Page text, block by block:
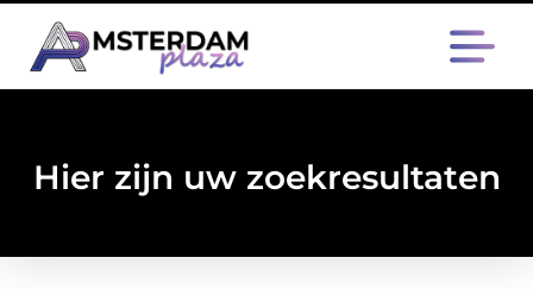
Hier zijn uw zoekresultaten